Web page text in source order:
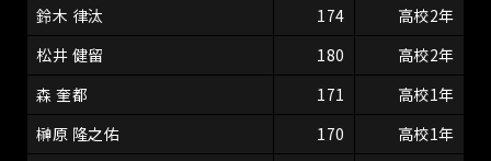
鈴木 律汰
174
高校2年
松井 健留
180
高校2年
森 奎都
171
高校1年
榊原 隆之佑
170
高校1年